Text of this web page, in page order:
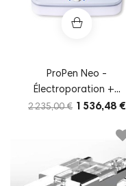
ProPen Neo -
Électroporation +...
2 235,00 € 1 536,48 €